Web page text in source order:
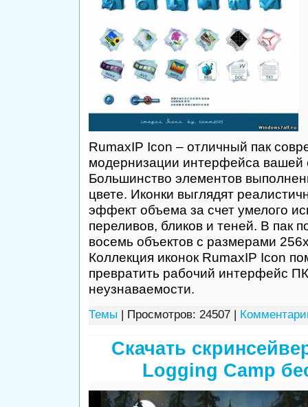
RumaxIP Icon – отличный пак
модернизации интерфейса вашей
Большинство элементов
цвете. Иконки выглядят
эффект объема за счет умелого
переливов, бликов и теней. В пак
восемь объектов с размерами
Коллекция иконок RumaxIP Icon
превратить рабочий интерфейс
неузнаваемости.
Темы | Просмотров: 24507 |
Скачать
Logging Camp